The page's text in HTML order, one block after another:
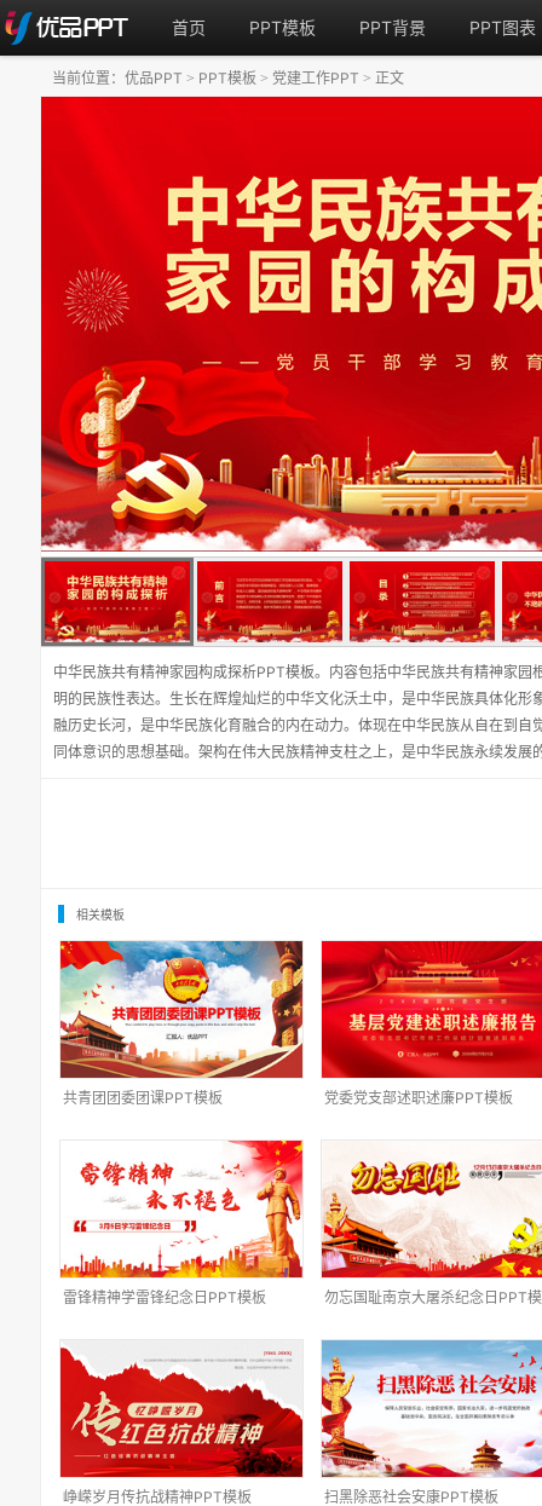
首页 PPT模板 PPT背景 PPT图表
中华民族共有精神家园构成探析PPT模板。内容包括中华民族共有精神家
明的民族性表达。生长在辉煌灿烂的中华文化沃土中，是中华民族具体化
融历史长河，是中华民族化育融合的内在动力。体现在中华民族从自在到
同体意识的思想基础。架构在伟大民族精神支柱之上，是中华民族永续发展
当前位置： 优品PPT > PPT模板 > 党建工作PPT > 正文
相关模板
共青团团委团课PPT模板 党委党支部述职述廉PPT模板
雷锋精神学雷锋纪念日PPT模板 勿忘国耻南京大屠杀纪念日PPT
峥嵘岁月传抗战精神PPT模板 扫黑除恶社会安康PPT模板